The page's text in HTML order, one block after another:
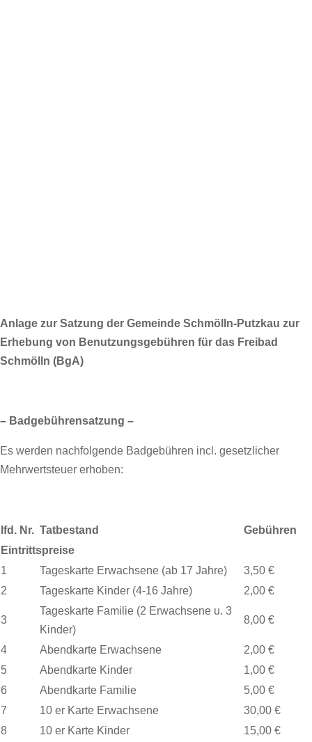
Anlage zur Satzung der Gemeinde Schmölln-Putzkau zur
Erhebung von Benutzungsgebühren für das Freibad
Schmölln (BgA)
– Badgebührensatzung –
Es werden nachfolgende Badgebühren incl. gesetzlicher
Mehrwertsteuer erhoben:
lfd. Nr. Tatbestand
Gebühren
Eintrittspreise
1
Tageskarte Erwachsene (ab 17 Jahre)
3,50 €
2
Tageskarte Kinder (4-16 Jahre) 2,00 €
3
Tageskarte Familie (2 Erwachsene u. 3
Kinder)
8,00 €
4 Abendkarte Erwachsene
2,00 €
5
Abendkarte Kinder
1,00 €
6
Abendkarte Familie
5,00 €
7
10 er Karte Erwachsene
30,00 €
8
10 er Karte Kinder 15,00 €